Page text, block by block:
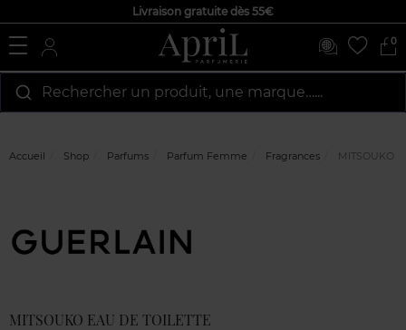
Livraison gratuite dès 55€
0
Rechercher un produit, une marque…...
Accueil Shop Parfums Parfum Femme Fragrances MITSOUKO
MITSOUKO EAU DE TOILETTE